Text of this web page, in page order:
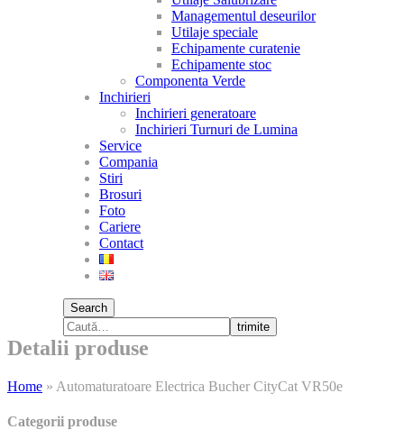
Managementul deseurilor
Utilaje speciale
Echipamente curatenie
Echipamente stoc
Componenta Verde
Inchirieri
Inchirieri generatoare
Inchirieri Turnuri de Lumina
Service
Compania
Stiri
Brosuri
Foto
Cariere
Contact
Search
trimite
Detalii produse
Home » Automaturatoare Electrica Bucher CityCat VR50e
Categorii produse